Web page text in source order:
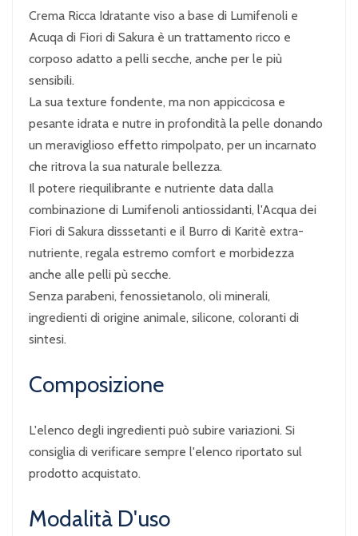
Crema Ricca Idratante viso a base di Lumifenoli e
Acuqa di Fiori di Sakura è un trattamento ricco e
corposo adatto a pelli secche, anche per le più
sensibili.
La sua texture fondente, ma non appiccicosa e
pesante idrata e nutre in profondità la pelle donando
un meraviglioso effetto rimpolpato, per un incarnato
che ritrova la sua naturale bellezza.
Il potere riequilibrante e nutriente data dalla
combinazione di Lumifenoli antiossidanti, l'Acqua dei
Fiori di Sakura disssetanti e il Burro di Karitè extra-
nutriente, regala estremo comfort e morbidezza
anche alle pelli pù secche.
Senza parabeni, fenossietanolo, oli minerali,
ingredienti di origine animale, silicone, coloranti di
sintesi.
Composizione
L'elenco degli ingredienti può subire variazioni. Si
consiglia di verificare sempre l'elenco riportato sul
prodotto acquistato.
Modalità D'uso